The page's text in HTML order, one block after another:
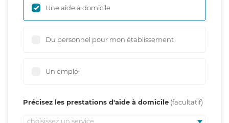
Une aide à domicile
Du personnel pour mon établissement
Un emploi
Précisez les prestations d'aide à domicile
choisissez un service